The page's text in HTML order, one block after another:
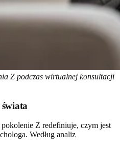
Z podczas wirtualnej konsultacji
Z redefiniuje, czym jest
Według analiz